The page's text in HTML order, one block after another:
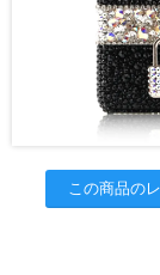
この商品の